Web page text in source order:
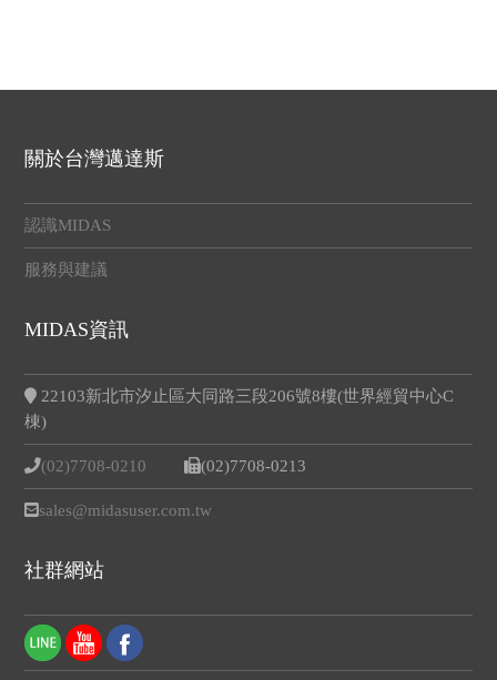
關於台灣邁達斯
認識MIDAS
服務與建議
MIDAS資訊
22103新北市汐止區大同路三段206號8樓(世界經貿中心C
棟)
(02)7708-0210 (02)7708-0213
sales@midasuser.com.tw
社群網站